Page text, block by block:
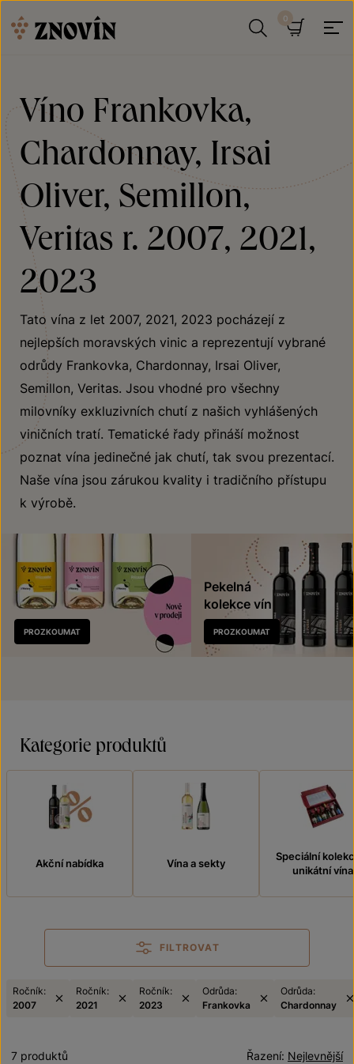
Víno Frankovka,
Chardonnay, Irsai
Oliver, Semillon,
Veritas r. 2007, 2021,
2023
Tato vína z let 2007, 2021, 2023 pocházejí z
nejlepších moravských vinic a reprezentují vybrané
odrůdy Frankovka, Chardonnay, Irsai Oliver,
Semillon, Veritas. Jsou vhodné pro všechny
milovníky exkluzivních chutí z našich vyhlášených
viničních tratí. Tematické řady přináší možnost
poznat vína jedinečné jak chutí, tak svou prezentací.
Naše vína jsou zárukou kvality i tradičního přístupu
k výrobě.
Nově
v prodeji
PROZKOUMAT
Pekelná
kolekce vín
PROZKOUMAT
Kategorie produktů
Akční nabídka Vína a sekty
Speciální
unikátní vína
FILTROVAT
Ročník:
2007
Ročník:
2021
Ročník:
2023
Odrůda:
Frankovka
Odrůda:
Chardonnay
Nejlevnější
Řazení:
7 produktů